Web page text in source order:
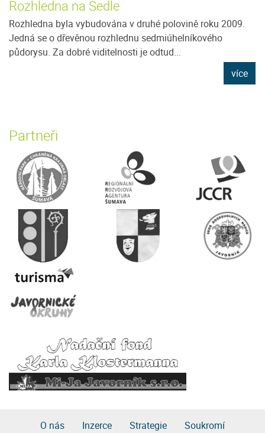
Rozhledna na Sedle
Rozhledna byla vybudována v druhé polovině roku 2009.
Jedná se o dřevěnou rozhlednu sedmiúhelníkového
půdorysu. Za dobré viditelnosti je odtud...
více
Partneři
O nás Inzerce Strategie Soukromí